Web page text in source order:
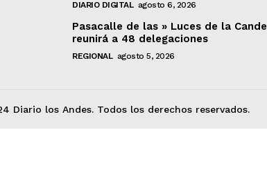
DIARIO DIGITAL agosto 6, 2026
Pasacalle de las » Luces de la
reunirá a 48 delegaciones
REGIONAL agosto 5, 2026
Diario los Andes. Todos los derechos reservados.